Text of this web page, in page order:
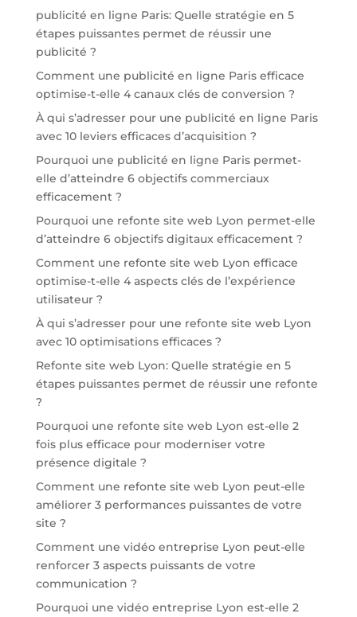
publicité en ligne Paris: Quelle stratégie en 5
étapes puissantes permet de réussir une
publicité ?
Comment une publicité en ligne Paris efficace
optimise-t-elle 4 canaux clés de conversion ?
À qui s’adresser pour une publicité en ligne Paris
avec 10 leviers efficaces d’acquisition ?
Pourquoi une publicité en ligne Paris permet-
elle d’atteindre 6 objectifs commerciaux
efficacement ?
Pourquoi une refonte site web Lyon permet-elle
d’atteindre 6 objectifs digitaux efficacement ?
Comment une refonte site web Lyon efficace
optimise-t-elle 4 aspects clés de l’expérience
utilisateur ?
À qui s’adresser pour une refonte site web Lyon
avec 10 optimisations efficaces ?
Refonte site web Lyon: Quelle stratégie en 5
étapes puissantes permet de réussir une refonte
?
Pourquoi une refonte site web Lyon est-elle 2
fois plus efficace pour moderniser votre
présence digitale ?
Comment une refonte site web Lyon peut-elle
améliorer 3 performances puissantes de votre
site ?
Comment une vidéo entreprise Lyon peut-elle
renforcer 3 aspects puissants de votre
communication ?
Pourquoi une vidéo entreprise Lyon est-elle 2